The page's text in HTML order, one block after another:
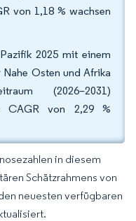
von 1,18 % wachsen
2025 mit einem
Nahe Osten und Afrika
(2026–2031)
CAGR von 2,29 %
in diesem
Schätzrahmens von
neuesten verfügbaren